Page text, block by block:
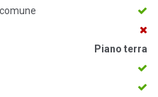
Piano terra